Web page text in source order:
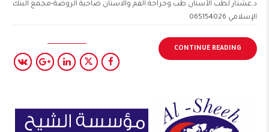
د.عشتار لطب الأسنان طب وجراحة الفم والاسنان ضاحية الروضة-مجمع البنك
الإسلامي 065154026
CONTINUE READING